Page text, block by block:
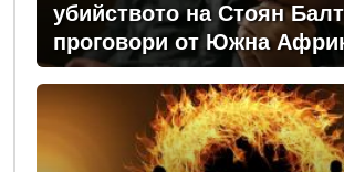
убийството на Стоян
проговори от Южна